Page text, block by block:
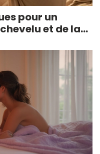
pour un
et de la